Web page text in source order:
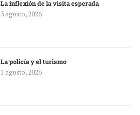
La inflexión de la visita esperada
3 agosto, 2026
La policía y el turismo
1 agosto, 2026